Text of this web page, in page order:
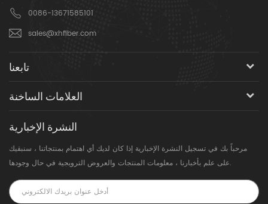
0086-13671585101
sales@xhfiber.com
تابعنا
العلامات الساخنة
النشرة الإخبارية
مرحباً بك في تسجيل النشرة الإخبارية إذا كان لديك أي اهتمام بمنتجاتنا ، سنبقيك
على علم بأخبارنا ، معلومات المنتجات والعروض الترويجية في حال وجودها.